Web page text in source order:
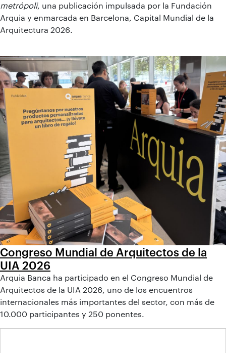
metrópoli, una publicación impulsada por la Fundación
Arquia y enmarcada en Barcelona, Capital Mundial de la
Arquitectura 2026.
Congreso Mundial de Arquitectos de la
UIA 2026
Arquia Banca ha participado en el Congreso Mundial de
Arquitectos de la UIA 2026, uno de los encuentros
internacionales más importantes del sector, con más de
10.000 participantes y 250 ponentes.